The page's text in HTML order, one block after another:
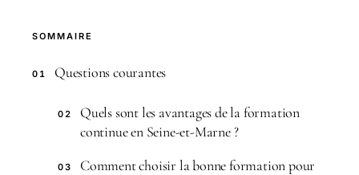
SOMMAIRE
01 Questions courantes
02
Quels sont les avantages de la formation
continue en Seine-et-Marne ?
03
Comment choisir la bonne formation pour